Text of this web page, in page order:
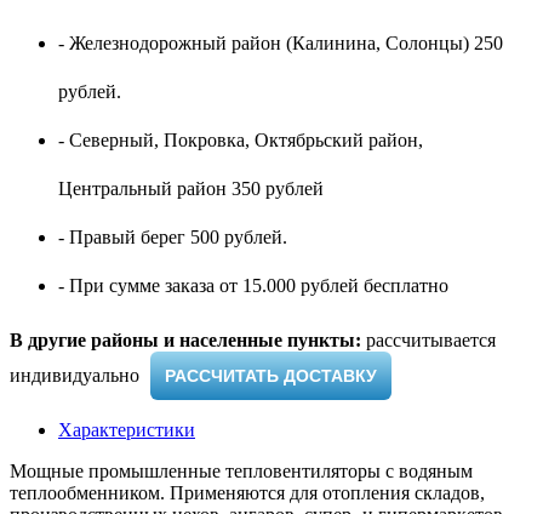
- Железнодорожный район (Калинина, Солонцы) 250
рублей.
- Северный, Покровка, Октябрьский район,
Центральный район 350 рублей
- Правый берег 500 рублей.
- При сумме заказа от 15.000 рублей бесплатно
В другие районы и населенные пункты: рассчитывается
индивидуально ​
РАССЧИТАТЬ ДОСТАВКУ
Характеристики
Мощные промышленные тепловентиляторы с водяным
теплообменником. Применяются для отопления складов,